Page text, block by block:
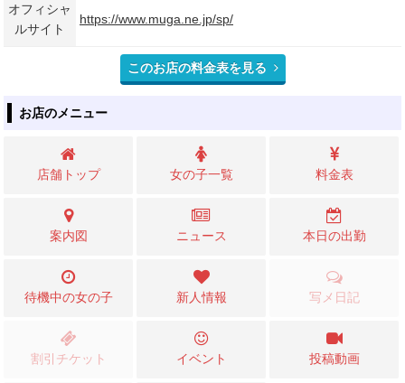
オフィシャ
ルサイト
https://www.muga.ne.jp/sp/
このお店の料金表を見る
お店のメニュー
店舗トップ 女の子一覧 料金表
案内図 ニュース 本日の出勤
待機中の女の子 新人情報 写メ日記
割引チケット イベント 投稿動画